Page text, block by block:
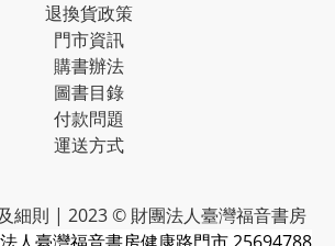
退換貨政策
門市資訊
購書辦法
圖書目錄
付款問題
運送方式
細則 | 2023 © 財團法人臺灣福音書房